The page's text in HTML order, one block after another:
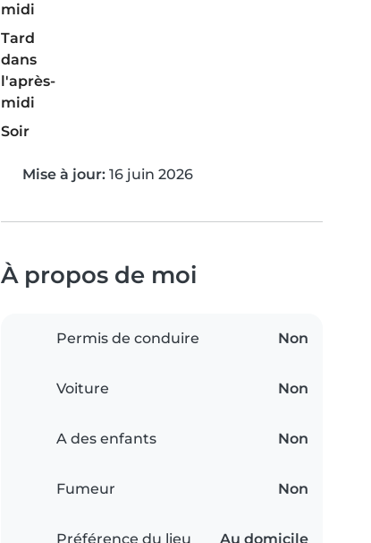
midi
Tard
dans
l'après-
midi
Soir
Mise à jour: 16 juin 2026
À propos de moi
Permis de conduire Non
Voiture Non
A des enfants Non
Fumeur Non
Préférence du lieu
Au domicile